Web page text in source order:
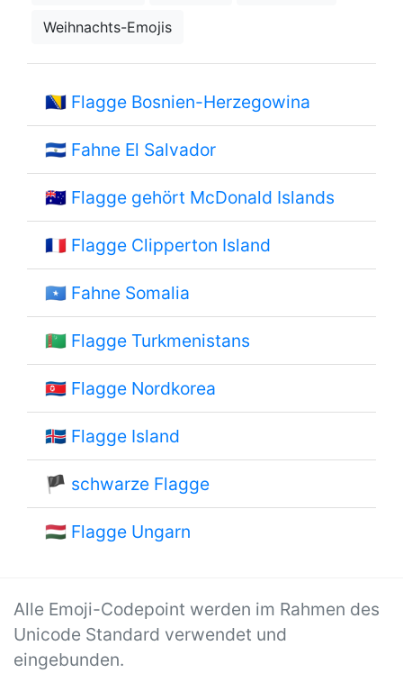
Weihnachts-Emojis
🇧🇦 Flagge Bosnien-Herzegowina
🇸🇻 Fahne El Salvador
🇭🇲 Flagge gehört McDonald Islands
🇨🇵 Flagge Clipperton Island
🇸🇴 Fahne Somalia
🇹🇲 Flagge Turkmenistans
🇰🇵 Flagge Nordkorea
🇮🇸 Flagge Island
🏴 schwarze Flagge
🇭🇺 Flagge Ungarn
Alle Emoji-Codepoint werden im Rahmen des
Unicode Standard verwendet und
eingebunden.